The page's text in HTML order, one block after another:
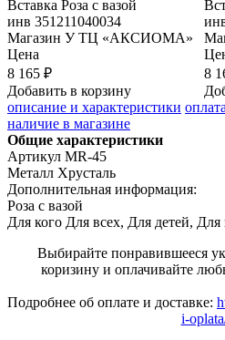
Вставка Роза с вазой
инв 351211040034
Магазин У ТЦ «АКСИОМА»
Цена
8 165 ₽
Добавить в корзину
8
описание и характеристики оплата
наличие в магазине
Общие характеристики
Артикул MR-45
Металл Хрусталь
Дополнительная информация:
Роза с вазой
Для кого Для всех, Для детей, Для
Выбирайте понравившееся
коризину и оплачивайте
Подробнее об оплате и доставке:
i-